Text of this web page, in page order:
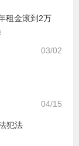
租金滚到2万
03/02
04/15
犯法